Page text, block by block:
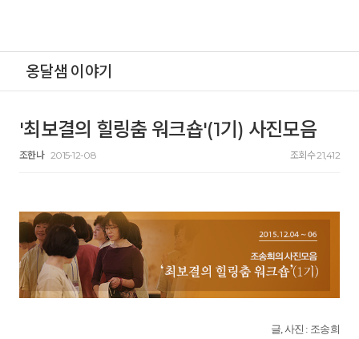
옹달샘 이야기
'최보결의 힐링춤 워크숍'(1기) 사진모음
조한나 2015-12-08 조회수 21,412
글, 사진 : 조송희